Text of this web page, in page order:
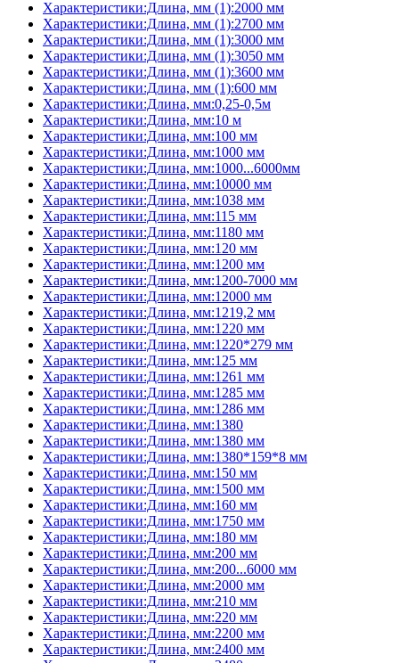
Характеристики:Длина, мм (1):2000 мм
Характеристики:Длина, мм (1):2700 мм
Характеристики:Длина, мм (1):3000 мм
Характеристики:Длина, мм (1):3050 мм
Характеристики:Длина, мм (1):3600 мм
Характеристики:Длина, мм (1):600 мм
Характеристики:Длина, мм:0,25-0,5м
Характеристики:Длина, мм:10 м
Характеристики:Длина, мм:100 мм
Характеристики:Длина, мм:1000 мм
Характеристики:Длина, мм:1000...6000мм
Характеристики:Длина, мм:10000 мм
Характеристики:Длина, мм:1038 мм
Характеристики:Длина, мм:115 мм
Характеристики:Длина, мм:1180 мм
Характеристики:Длина, мм:120 мм
Характеристики:Длина, мм:1200 мм
Характеристики:Длина, мм:1200-7000 мм
Характеристики:Длина, мм:12000 мм
Характеристики:Длина, мм:1219,2 мм
Характеристики:Длина, мм:1220 мм
Характеристики:Длина, мм:1220*279 мм
Характеристики:Длина, мм:125 мм
Характеристики:Длина, мм:1261 мм
Характеристики:Длина, мм:1285 мм
Характеристики:Длина, мм:1286 мм
Характеристики:Длина, мм:1380
Характеристики:Длина, мм:1380 мм
Характеристики:Длина, мм:1380*159*8 мм
Характеристики:Длина, мм:150 мм
Характеристики:Длина, мм:1500 мм
Характеристики:Длина, мм:160 мм
Характеристики:Длина, мм:1750 мм
Характеристики:Длина, мм:180 мм
Характеристики:Длина, мм:200 мм
Характеристики:Длина, мм:200...6000 мм
Характеристики:Длина, мм:2000 мм
Характеристики:Длина, мм:210 мм
Характеристики:Длина, мм:220 мм
Характеристики:Длина, мм:2200 мм
Характеристики:Длина, мм:2400 мм